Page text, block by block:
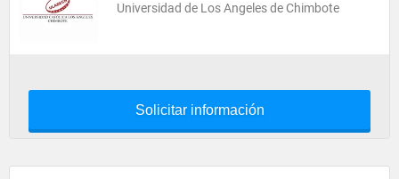
Universidad de Los Angeles de Chimbote
Solicitar información